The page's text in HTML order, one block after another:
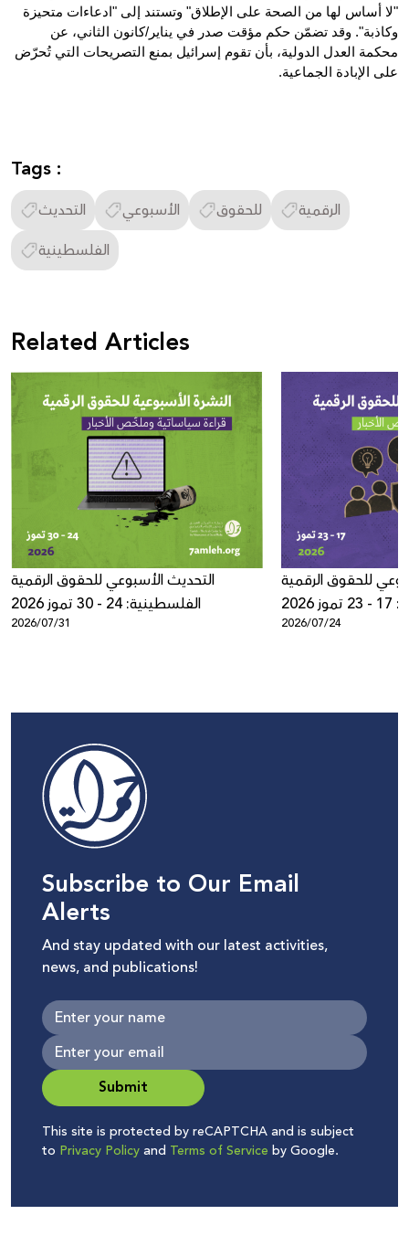
"لا أساس لها من الصحة على الإطلاق" وتستند إلى "ادعاءات متحيزة
وكاذبة". وقد تضمّن حكم مؤقت صدر في يناير/كانون الثاني، عن
محكمة العدل الدولية، بأن تقوم إسرائيل بمنع التصريحات التي تُحرّض
على الإبادة الجماعية.
Tags :
التحديث الأسبوعي للحقوق
الرقمية
الفلسطينية
Related Articles
التحديث الأسبوعي للحقوق الرقمية
الفلسطينية: 24 - 30 تموز 2026
2026/07/31
للحقوق الرقمية
2026/07/24
Subscribe to Our Email
Alerts
And stay updated with our latest activities,
news, and publications!
Submit
This site is protected by reCAPTCHA and is subject
to Privacy Policyand Terms of Service by Google.